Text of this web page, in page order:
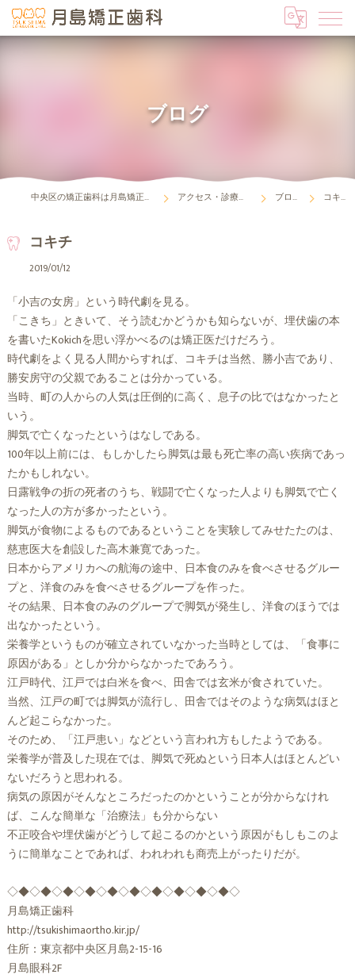
ブログ
中央区の矯正歯科は月島矯正歯科 アクセス・診療時間 ブログ コキチ
コキチ
2019/01/12
「小吉の女房」という時代劇を見る。
「こきち」ときいて、そう読むかどうかも知らないが、埋伏歯の本
を書いたKokichを思い浮かべるのは矯正医だけだろう。
時代劇をよく見る人間からすれば、コキチは当然、勝小吉であり、
勝安房守の父親であることは分かっている。
当時、町の人からの人気は圧倒的に高く、息子の比ではなかったと
いう。
脚気で亡くなったというはなしである。
100年以上前には、もしかしたら脚気は最も死亡率の高い疾病であっ
たかもしれない。
日露戦争の折の死者のうち、戦闘で亡くなった人よりも脚気で亡く
なった人の方が多かったという。
脚気が食物によるものであるということを実験してみせたたのは、
慈恵医大を創設した高木兼寛であった。
日本からアメリカへの航海の途中、日本食のみを食べさせるグルー
プと、洋食のみを食べさせるグループを作った。
その結果、日本食のみのグループで脚気が発生し、洋食のほうでは
出なかったという。
栄養学というものが確立されていなかった当時としては、「食事に
原因がある」としか分からなかったであろう。
江戸時代、江戸では白米を食べ、田舎では玄米が食されていた。
当然、江戸の町では脚気が流行し、田舎ではそのような病気はほと
んど起こらなかった。
そのため、「江戸患い」などという言われ方もしたようである。
栄養学が普及した現在では、脚気で死ぬという日本人はほとんどい
ないだろうと思われる。
病気の原因がそんなところだったのかということが分からなけれ
ば、こんな簡単な「治療法」も分からない
不正咬合や埋伏歯がどうして起こるのかという原因がもしもこのよ
うに簡単なことであれば、われわれも商売上がったりだが。
◇◆◇◆◇◆◇◆◇◆◇◆◇◆◇◆◇◆◇◆◇
月島矯正歯科
http://tsukishimaortho.kir.jp/
住所：東京都中央区月島2-15-16
月島眼科2F